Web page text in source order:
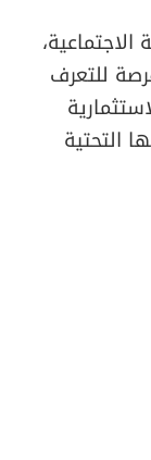
للتعرف
التحتية